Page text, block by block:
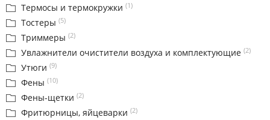
Термосы и термокружки (1)
Тостеры (5)
Триммеры (2)
Увлажнители очистители воздуха и комплектующие (2)
Утюги (9)
Фены (10)
Фены-щетки (2)
Фритюрницы, яйцеварки (2)